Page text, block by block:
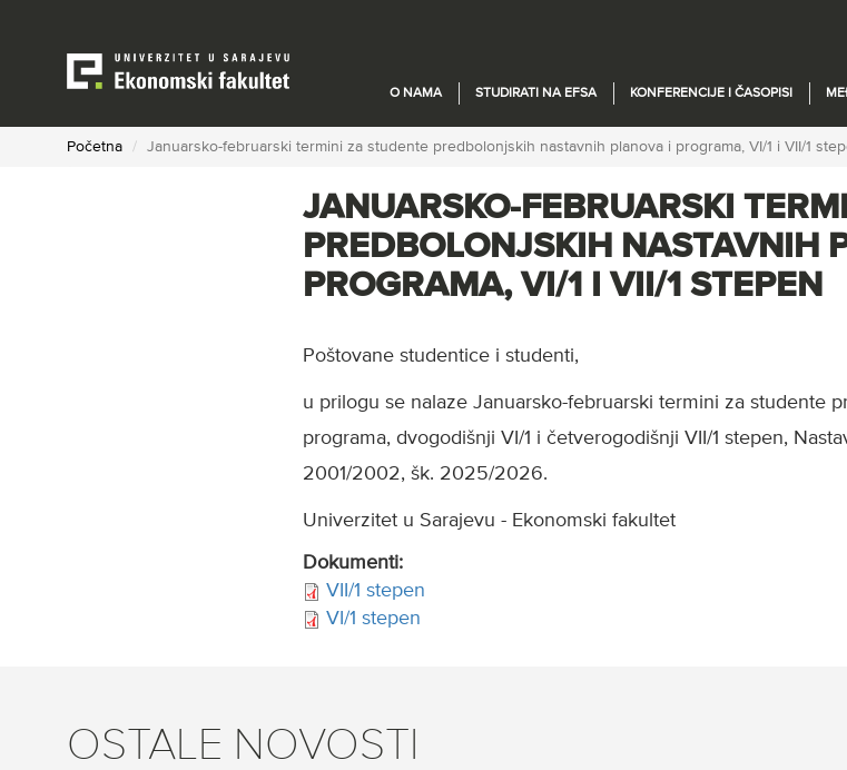
O NAMA STUDIRATI NA EFSA KONFERENCIJE I ČASOPISI
Početna Januarsko-februarski termini za studente predbolonjskih nastavnih planova i programa, VI/1 i VII/1
JANUARSKO-FEBRUARSKI
PREDBOLONJSKIH NASTAVNIH
PROGRAMA, VI/1 I VII/1 STEPEN
Poštovane studentice i studenti,
u prilogu se nalaze Januarsko-februarski termini za studente
programa, dvogodišnji VI/1 i četverogodišnji VII/1 stepen,
2001/2002, šk. 2025/2026.
Univerzitet u Sarajevu - Ekonomski fakultet
Dokumenti:
VII/1 stepen
VI/1 stepen
OSTALE NOVOSTI